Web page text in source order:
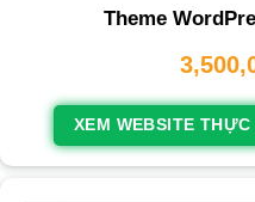
Theme
XEM WEBSITE THỰC